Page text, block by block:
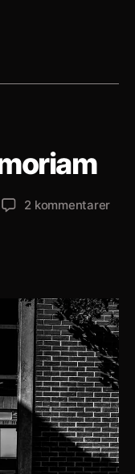
2 kommentarertill